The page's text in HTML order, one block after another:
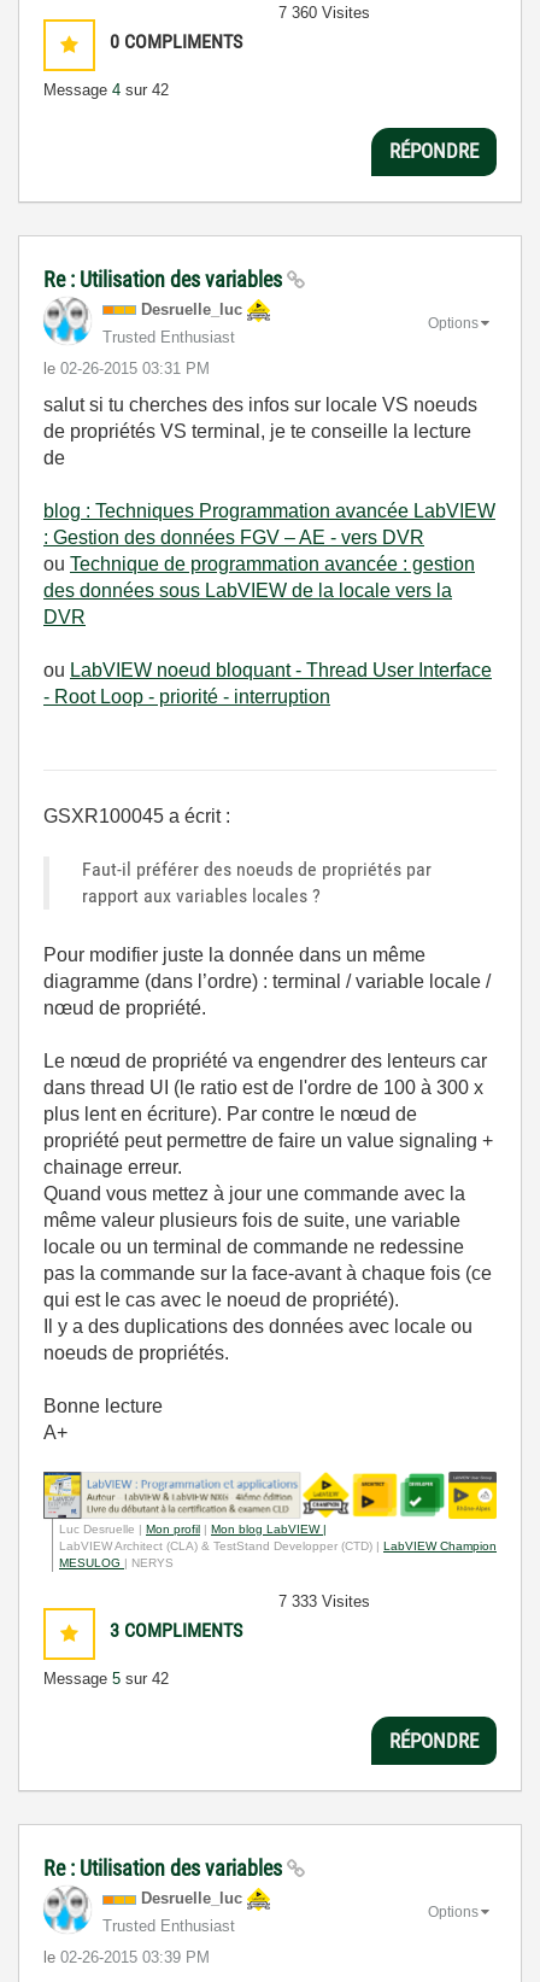
0 COMPLIMENTS
Message 4 sur 42
7 360 Visites
RÉPONDRE
Re : Utilisation des variables
Desruelle_luc
Trusted Enthusiast
le ‎02-26-2015 03:31 PM
Options
salut si tu cherches des infos sur locale VS noeuds
de propriétés VS terminal, je te conseille la lecture
de
blog : Techniques Programmation avancée LabVIEW
: Gestion des données FGV – AE - vers DVR
ou Technique de programmation avancée : gestion
des données sous LabVIEW de la locale vers la
DVR
ou LabVIEW noeud bloquant - Thread User Interface
- Root Loop - priorité - interruption
GSXR100045 a écrit :
Faut-il préférer des noeuds de propriétés par
rapport aux variables locales ?
Pour modifier juste la donnée dans un même
diagramme (dans l’ordre) : terminal / variable locale /
nœud de propriété.
Le nœud de propriété va engendrer des lenteurs car
dans thread UI (le ratio est de l'ordre de 100 à 300 x
plus lent en écriture). Par contre le nœud de
propriété peut permettre de faire un value signaling +
chainage erreur.
Quand vous mettez à jour une commande avec la
même valeur plusieurs fois de suite, une variable
locale ou un terminal de commande ne redessine
pas la commande sur la face-avant à chaque fois (ce
qui est le cas avec le noeud de propriété).
Il y a des duplications des données avec locale ou
noeuds de propriétés.
Bonne lecture
A+
Luc Desruelle | Mon profil | Mon blog LabVIEW |
LabVIEW Architect (CLA) & TestStand Developper (CTD) | LabVIEW Champion
MESULOG | NERYS
3 COMPLIMENTS
Message 5 sur 42
7 333 Visites
RÉPONDRE
Re : Utilisation des variables
Desruelle_luc
Trusted Enthusiast
le ‎02-26-2015 03:39 PM
Options